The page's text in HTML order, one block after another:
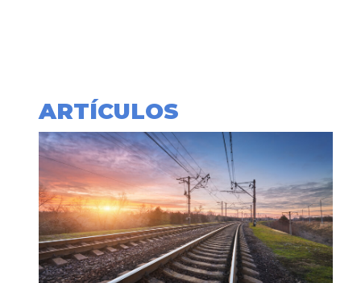
ARTÍCULOS